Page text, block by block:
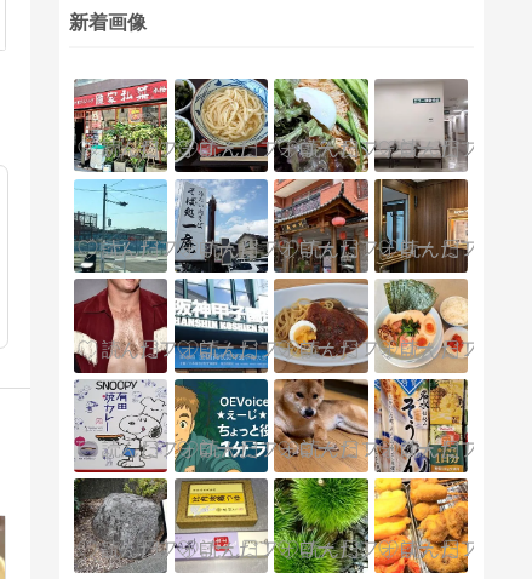
新着画像